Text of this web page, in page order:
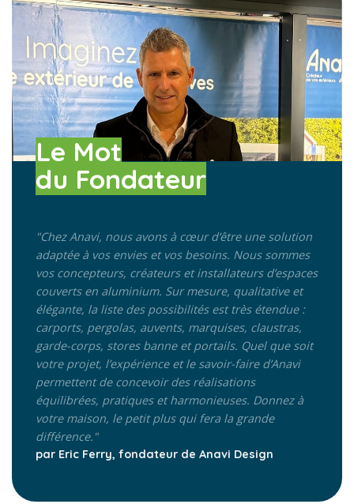
Le Mot
du Fondateur
"Chez Anavi, nous avons à cœur d’être une solution
adaptée à vos envies et vos besoins. Nous sommes
vos concepteurs, créateurs et installateurs d’espaces
couverts en aluminium. Sur mesure, qualitative et
élégante, la liste des possibilités est très étendue :
carports, pergolas, auvents, marquises, claustras,
garde-corps, stores banne et portails. Quel que soit
votre projet, l’expérience et le savoir-faire d’Anavi
permettent de concevoir des réalisations
équilibrées, pratiques et harmonieuses. Donnez à
votre maison, le petit plus qui fera la grande
différence."
par Eric Ferry, fondateur de Anavi Design